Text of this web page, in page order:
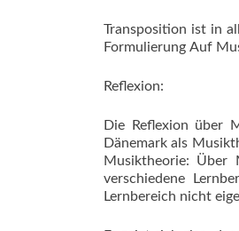
Transposition ist in
Formulierung Auf
Reflexion:
Die Reflexion über
Dänemark als
Musiktheorie: Über
verschiedene
Lernbereich nicht